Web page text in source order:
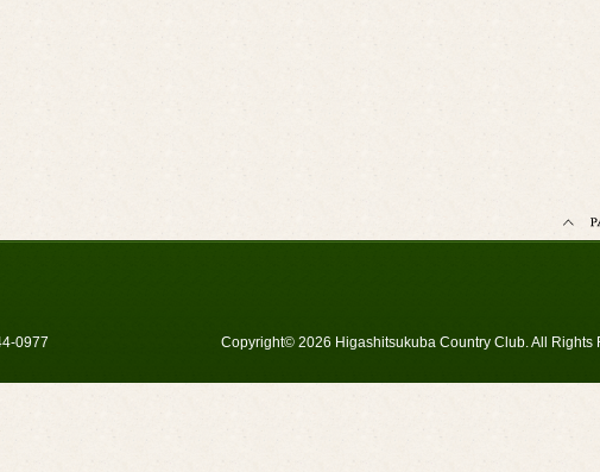
0977 Copyright© 2026 Higashitsukuba Country Club. All Rights